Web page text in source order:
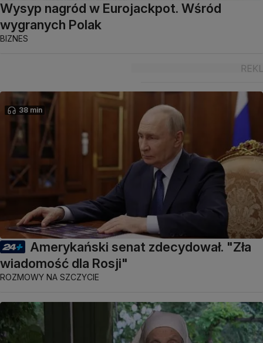
Wysyp nagród w Eurojackpot. Wśród
wygranych Polak
BIZNES
38 min
Amerykański senat zdecydował. "Zła
wiadomość dla Rosji"
ROZMOWY NA SZCZYCIE